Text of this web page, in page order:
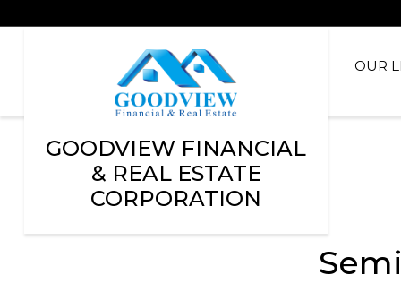
GOODVIEW FINANCIAL
& REAL ESTATE
CORPORATION
OUR